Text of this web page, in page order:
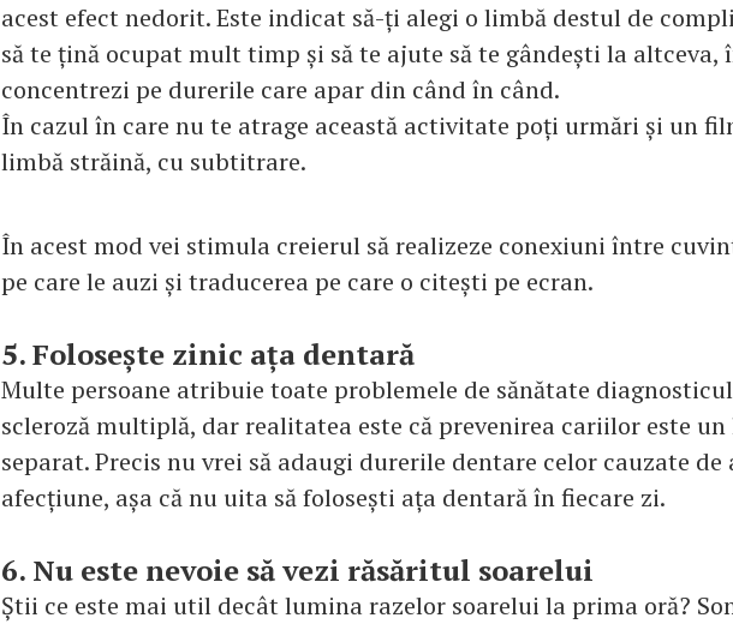
acest efect nedorit. Este indicat să-ți alegi o limbă destul de
să te țină ocupat mult timp și să te ajute să te gândești la altceva,
concentrezi pe durerile care apar din când în când.
În cazul în care nu te atrage această activitate poți urmări și un
limbă străină, cu subtitrare.
În acest mod vei stimula creierul să realizeze conexiuni între
pe care le auzi și traducerea pe care o citești pe ecran.
5. Folosește zinic ața dentară
Multe persoane atribuie toate problemele de sănătate
scleroză multiplă, dar realitatea este că prevenirea cariilor este
separat. Precis nu vrei să adaugi durerile dentare celor cauzate de
afecțiune, așa că nu uita să folosești ața dentară în fiecare zi.
6. Nu este nevoie să vezi răsăritul soarelui
Știi ce este mai util decât lumina razelor soarelui la prima oră?